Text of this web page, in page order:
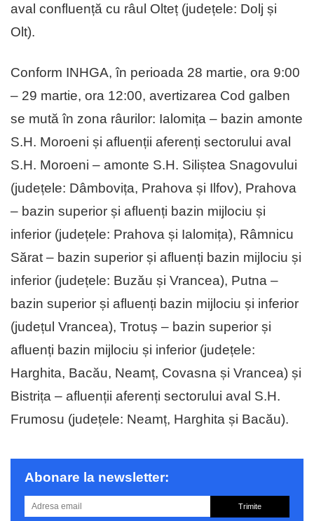
aval confluență cu râul Olteț (județele: Dolj și
Olt).
Conform INHGA, în perioada 28 martie, ora 9:00
– 29 martie, ora 12:00, avertizarea Cod galben
se mută în zona râurilor: Ialomița – bazin amonte
S.H. Moroeni și afluenții aferenți sectorului aval
S.H. Moroeni – amonte S.H. Siliștea Snagovului
(județele: Dâmbovița, Prahova și Ilfov), Prahova
– bazin superior și afluenți bazin mijlociu și
inferior (județele: Prahova și Ialomița), Râmnicu
Sărat – bazin superior și afluenți bazin mijlociu și
inferior (județele: Buzău și Vrancea), Putna –
bazin superior și afluenți bazin mijlociu și inferior
(județul Vrancea), Trotuș – bazin superior și
afluenți bazin mijlociu și inferior (județele:
Harghita, Bacău, Neamț, Covasna și Vrancea) și
Bistrița – afluenții aferenți sectorului aval S.H.
Frumosu (județele: Neamț, Harghita și Bacău).
Abonare la newsletter:
Trimite